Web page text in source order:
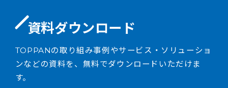
資料ダウンロード
TOPPANの取り組み事例やサービス・ソリューショ
ンなどの資料を、無料でダウンロードいただけま
す。